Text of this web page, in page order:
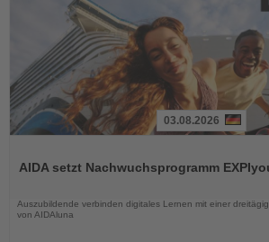
die
03.08.2026
AIDA setzt Nachwuchsprogramm
Auszubildende verbinden digitales Lernen mit einer
von AIDAluna